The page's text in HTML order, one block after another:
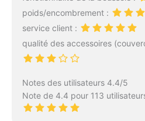
poids/encombrement :
service client :
qualité des accessoires
Notes des utilisateurs 4.4/5
Note de 4.4 pour 113